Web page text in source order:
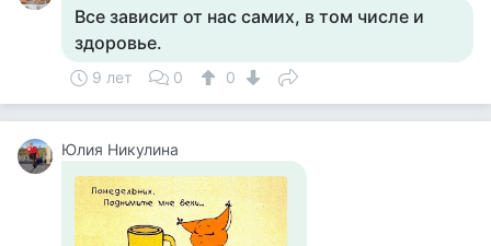
Все зависит от нас самих, в том числе и
здоровье.
9 лет 0 0
Юлия Никулина